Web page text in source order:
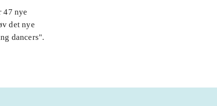
47 nye
det nye
dancers".